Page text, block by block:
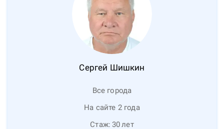
Сергей Шишкин
Все города
На сайте 2 года
Стаж: 30лет